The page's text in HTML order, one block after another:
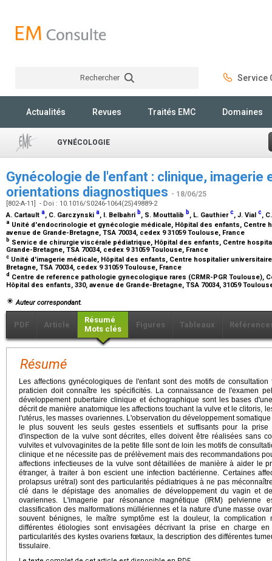
Rechercher Service
Actualités Revues Traités EMC Domaines
GYNÉCOLOGIE
Gynécologie de l'enfant : clinique, imagerie
orientations diagnostiques - 18/06/25
[802-A-11] - Doi : 10.1016/S0246-1064(25)49889-2
A. Cartault a, C. Garczynski a, I. Belbahri b, S. Mouttalib b, L. Gauthierc, J. Vial c,
a Unité d'endocrinologie et gynécologie médicale, Hôpital des enfants, Centre
avenue de Grande-Bretagne, TSA 70034, cedex 9 31059 Toulouse, France
b Service de chirurgie viscérale pédiatrique, Hôpital des enfants, Centre
Grande-Bretagne, TSA 70034, cedex 9 31059 Toulouse, France
c Unité d'imagerie médicale, Hôpital des enfants, Centre hospitalier
Bretagne, TSA 70034, cedex 9 31059 Toulouse, France
d Centre de reference pathologie gynecologique rares (CRMR-PGR Toulouse),
Hôpital des enfants, 330, avenue de Grande-Bretagne, TSA 70034, 31059
Auteur correspondant.
PDF Article
Résumé
Mots clés
Figures Tableaux
Résumé
Les affections gynécologiques de l'enfant sont des motifs de
praticien doit connaître les spécificités. La connaissance de l'examen
développement pubertaire clinique et échographique sont les bases
décrit de manière anatomique les affections touchant la vulve et le clitoris,
l'utérus, les masses ovariennes. L'observation du développement
le plus souvent les seuls gestes essentiels et suffisants pour la
d'inspection de la vulve sont décrites, elles doivent être réalisées sans
vulvites et vulvovaginites de la petite fille sont de loin les motifs de
clinique et ne nécessite pas de prélèvement mais des recommandations
affections infectieuses de la vulve sont détaillées de manière à aider le
étranger, à traiter à bon escient une infection bactérienne. Certaines
prolapsus urétral) sont des particularités pédiatriques à ne pas
clé dans le dépistage des anomalies de développement du vagin et
ovariennes. L'imagerie par résonance magnétique (IRM) pelvienne
classification des malformations müllériennes et la nature d'une masse
souvent bénignes, le maître symptôme est la douleur, la
différentes étiologies sont envisagées décrivant la prise en charge
particularités des kystes ovariens fœtaux, la description des différentes
tissulaire.